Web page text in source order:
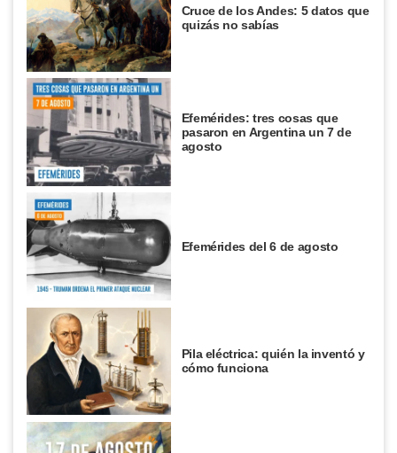
Cruce de los Andes: 5 datos que
quizás no sabías
Efemérides: tres cosas que
pasaron en Argentina un 7 de
agosto
Efemérides del 6 de agosto
Pila eléctrica: quién la inventó y
cómo funciona